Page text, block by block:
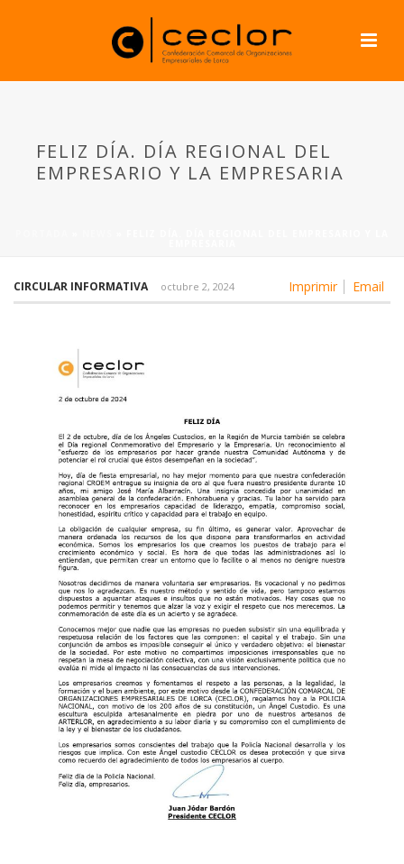
FELIZ DÍA. DÍA REGIONAL DEL
EMPRESARIO Y LA EMPRESARIA
Imprimir Email
CIRCULAR INFORMATIVA octubre 2, 2024